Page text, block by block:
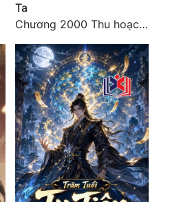
Ta
Chương 2000 Thu hoạch ngoài ý muốn